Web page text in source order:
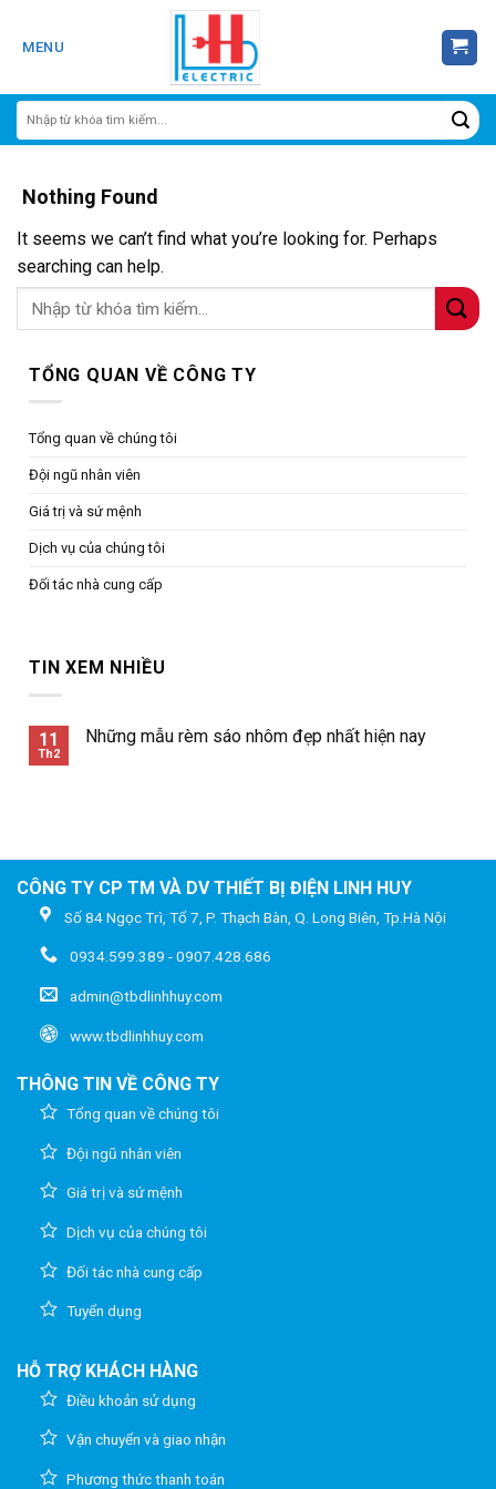
MENU
Nothing Found
It seems we can’t find what you’re looking for. Perhaps
searching can help.
TỔNG QUAN VỀ CÔNG TY
Tổng quan về chúng tôi
Đội ngũ nhân viên
Giá trị và sứ mệnh
Dịch vụ của chúng tôi
Đối tác nhà cung cấp
TIN XEM NHIỀU
11
Th2
Những mẫu rèm sáo nhôm đẹp nhất hiện nay
CÔNG TY CP TM VÀ DV THIẾT BỊ ĐIỆN LINH HUY
Số 84 Ngọc Trì, Tổ 7, P. Thạch Bàn, Q. Long Biên, Tp.Hà Nội
0934.599.389 - 0907.428.686
admin@tbdlinhhuy.com
www.tbdlinhhuy.com
THÔNG TIN VỀ CÔNG TY
Tổng quan về chúng tôi
Đội ngũ nhân viên
Giá trị và sứ mệnh
Dịch vụ của chúng tôi
Đối tác nhà cung cấp
Tuyển dụng
HỖ TRỢ KHÁCH HÀNG
Điều khoản sử dụng
Vận chuyển và giao nhận
Phương thức thanh toán